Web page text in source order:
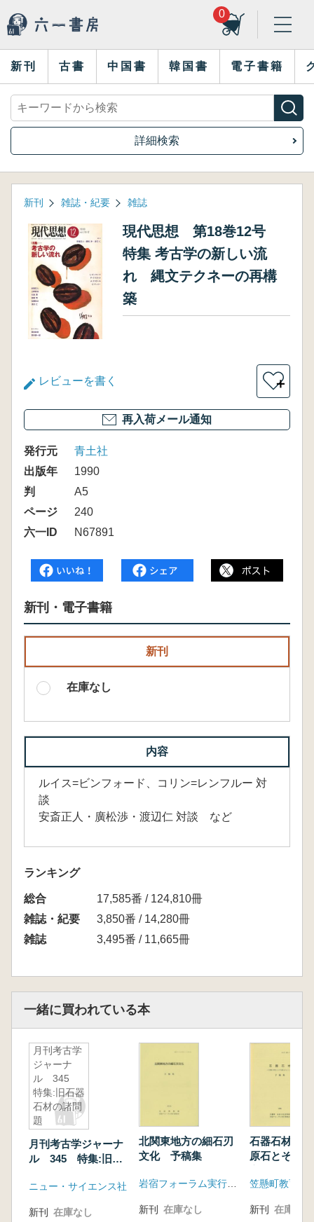
0
新刊 古書 中国書 韓国書 電子書籍
詳細検索
新刊 雑誌・紀要 雑誌
現代思想 第18巻12号
特集 考古学の新しい流
れ 縄文テクネーの再構
築
レビューを書く ＋
再入荷メール通知
発行元
青土社
出版年
1990
判
A5
ページ
240
六一ID
N67891
新刊・電子書籍
新刊
在庫なし
内容
ルイス=ビンフォード、コリン=レンフルー 対
談
安斎正人・廣松渉・渡辺仁 対談 など
ランキング
総合
17,585番 / 124,810冊
雑誌・紀要
3,850番 / 14,280冊
雑誌
3,495番 / 11,665冊
一緒に買われている本
月刊考古学
ジャーナ
ル 345
特集:旧石器
石材の諸問
題
月刊考古学ジャーナ
ル 345 特集:旧石
ニュー・サイエンス社
新刊 在庫なし
北関東地方の細石刃
文化 予稿集
岩宿フォーラム実行委員会
新刊 在庫なし
石器石材 北
原石とその
新刊 在庫なし